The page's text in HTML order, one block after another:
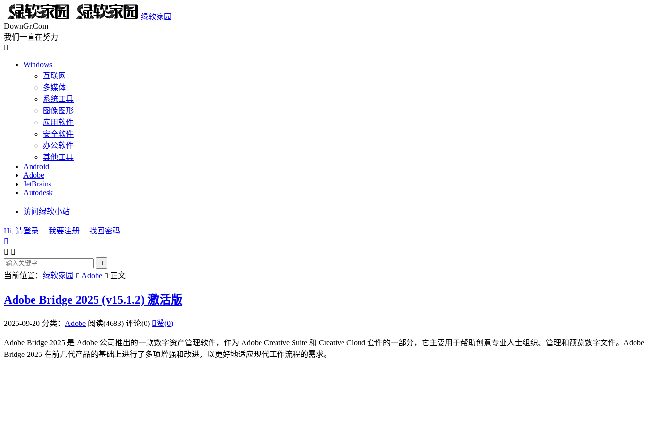
绿软家园
DownGr.Com
我们一直在努力

Windows
互联网
多媒体
系统工具
图像图形
应用软件
安全软件
办公软件
其他工具
Android
Adobe
JetBrains
Autodesk
访问绿软小站
Hi, 请登录 我要注册
找回密码

 

当前位置： 绿软家园  Adobe  正文
Adobe Bridge 2025 (v15.1.2) 激活版
2025-09-20 分类： Adobe 阅读(4683) 评论(0) 赞(0)
Adobe Bridge 2025 是 Adobe 公司推出的一款数字资产管理软件，作为 Adobe Creative Suite 和 Creative Cloud 套件的一部分，它主要用于帮助创意专业人士组织、管理和预览数字文件。Adobe
Bridge 2025 在前几代产品的基础上进行了多项增强和改进，以更好地适应现代工作流程的需求。